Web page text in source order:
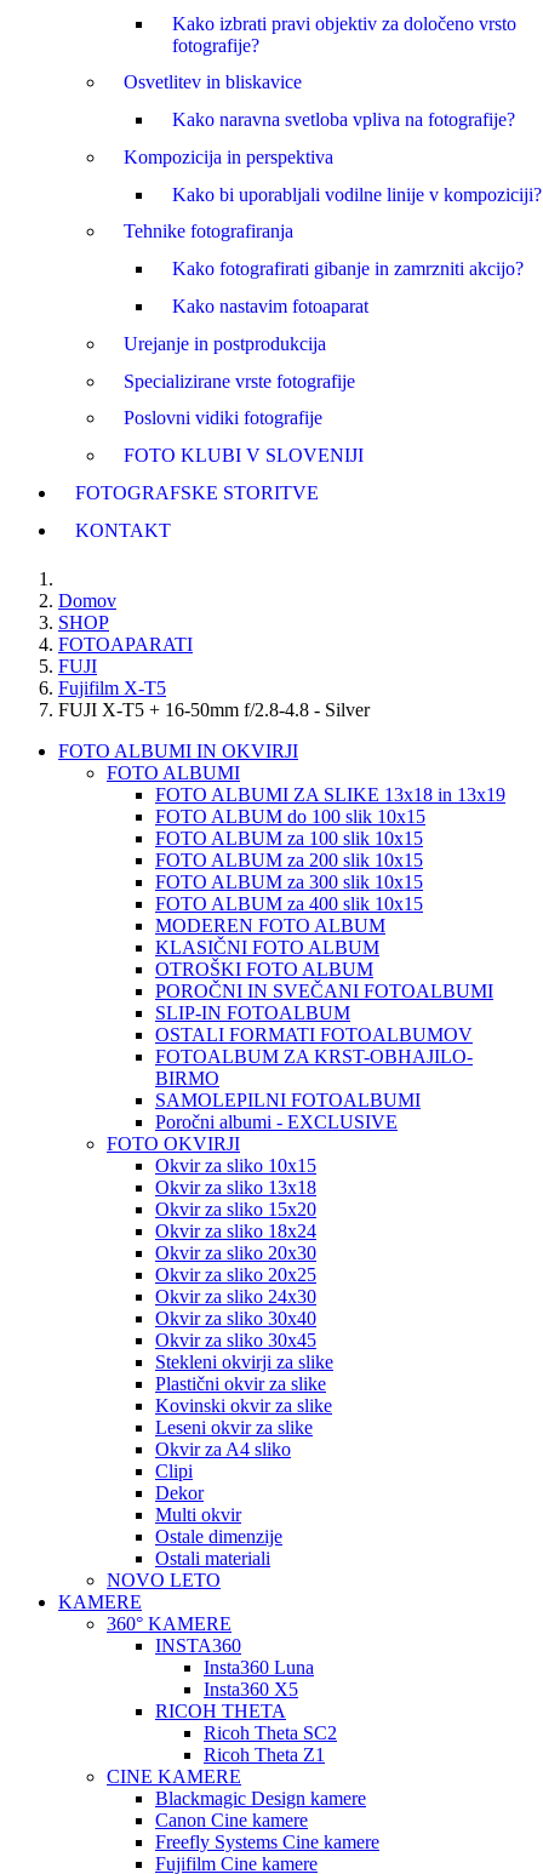
Kako izbrati pravi objektiv za določeno vrsto
fotografije?
Osvetlitev in bliskavice
Kako naravna svetloba vpliva na fotografije?
Kompozicija in perspektiva
Kako bi uporabljali vodilne linije v kompoziciji?
Tehnike fotografiranja
Kako fotografirati gibanje in zamrzniti akcijo?
Kako nastavim fotoaparat
Urejanje in postprodukcija
Specializirane vrste fotografije
Poslovni vidiki fotografije
FOTO KLUBI V SLOVENIJI
FOTOGRAFSKE STORITVE
KONTAKT
Domov
SHOP
FOTOAPARATI
FUJI
Fujifilm X-T5
FUJI X-T5 + 16-50mm f/2.8-4.8 - Silver
FOTO ALBUMI IN OKVIRJI
FOTO ALBUMI
FOTO ALBUMI ZA SLIKE 13x18 in 13x19
FOTO ALBUM do 100 slik 10x15
FOTO ALBUM za 100 slik 10x15
FOTO ALBUM za 200 slik 10x15
FOTO ALBUM za 300 slik 10x15
FOTO ALBUM za 400 slik 10x15
MODEREN FOTO ALBUM
KLASIČNI FOTO ALBUM
OTROŠKI FOTO ALBUM
POROČNI IN SVEČANI FOTOALBUMI
SLIP-IN FOTOALBUM
OSTALI FORMATI FOTOALBUMOV
FOTOALBUM ZA KRST-OBHAJILO-
BIRMO
SAMOLEPILNI FOTOALBUMI
Poročni albumi - EXCLUSIVE
FOTO OKVIRJI
Okvir za sliko 10x15
Okvir za sliko 13x18
Okvir za sliko 15x20
Okvir za sliko 18x24
Okvir za sliko 20x30
Okvir za sliko 20x25
Okvir za sliko 24x30
Okvir za sliko 30x40
Okvir za sliko 30x45
Stekleni okvirji za slike
Plastični okvir za slike
Kovinski okvir za slike
Leseni okvir za slike
Okvir za A4 sliko
Clipi
Dekor
Multi okvir
Ostale dimenzije
Ostali materiali
NOVO LETO
KAMERE
360° KAMERE
INSTA360
Insta360 Luna
Insta360 X5
RICOH THETA
Ricoh Theta SC2
Ricoh Theta Z1
CINE KAMERE
Blackmagic Design kamere
Canon Cine kamere
Freefly Systems Cine kamere
Fujifilm Cine kamere